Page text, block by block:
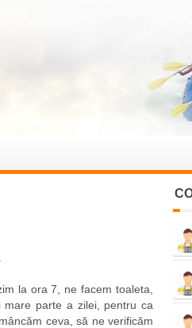
la ora 7, ne facem toaleta,
parte a zilei, pentru ca
ceva, să ne verificăm